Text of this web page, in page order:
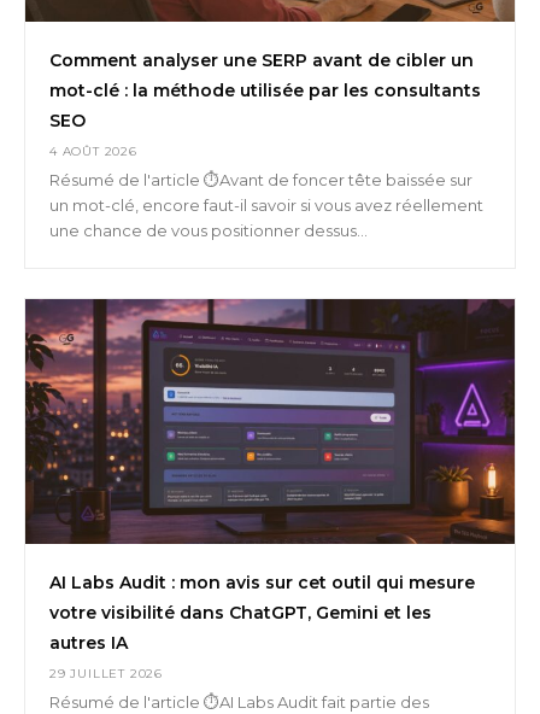
Comment analyser une SERP avant de cibler un
mot-clé : la méthode utilisée par les consultants
SEO
4 AOÛT 2026
Résumé de l'article ⏱️Avant de foncer tête baissée sur
un mot-clé, encore faut-il savoir si vous avez réellement
une chance de vous positionner dessus...
AI Labs Audit : mon avis sur cet outil qui mesure
votre visibilité dans ChatGPT, Gemini et les
autres IA
29 JUILLET 2026
Résumé de l'article ⏱️AI Labs Audit fait partie des